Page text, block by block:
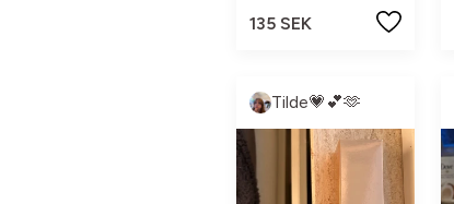
135 SEK
Tilde💗💕🫶